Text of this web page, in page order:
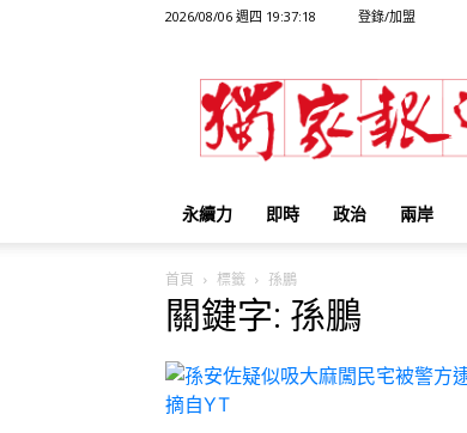
2026/08/06 週四 19:37:18 登錄/加盟
獨
家
報
永續力 即時 政治 兩岸
首頁 標籤 孫鵬
關鍵字: 孫鵬